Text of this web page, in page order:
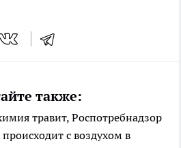
также:
травит, Роспотребнадзор
с воздухом в